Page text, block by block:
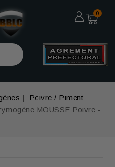
0
Poivre / Piment
MOUSSE Poivre -